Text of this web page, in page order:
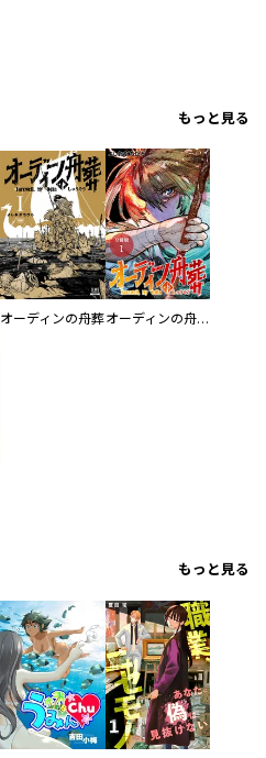
もっと見る
オーディンの舟葬 オーディンの舟葬 分冊版
もっと見る